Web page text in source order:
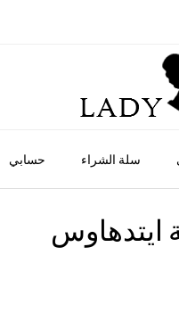
حسابي سلة الشراء
ايتدهاوس